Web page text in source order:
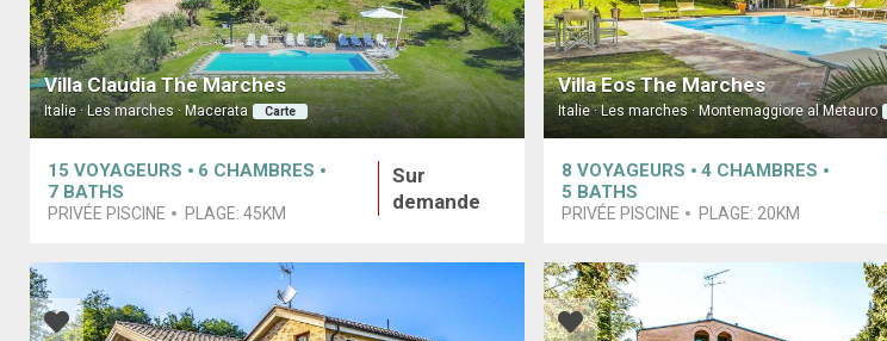
Villa Claudia The Marches
Italie · Les marches · Macerata Carte
15 VOYAGEURS 6 CHAMBRES
7 BATHS
PRIVÉE PISCINE PLAGE: 45KM
Sur
demande
Villa Eos The Marches
Italie · Les marches · Montemaggiore al Metauro
8VOYAGEURS 4 CHAMBRES
5 BATHS
PRIVÉE PISCINE PLAGE: 20KM